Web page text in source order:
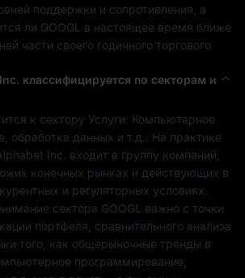
поддержки и сопротивления, а
ли GOOGL
в настоящее время ближе
части своего годичного торгового
классифицируется по секторам и
к сектору Услуги: Компьютерное
обработка данных и т.д.
. На практике
Inc. входит в группу компаний,
конечных рынках и действующих в
и регуляторных условиях.
сектора GOOGL
важно с точки
портфеля, сравнительного анализа
того, как общерыночные тренды в
программирование,